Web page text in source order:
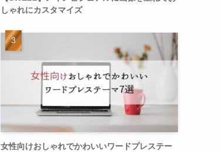
しゃれにカスタマイズ
女性向けおしゃれでかわいいワードプレステー